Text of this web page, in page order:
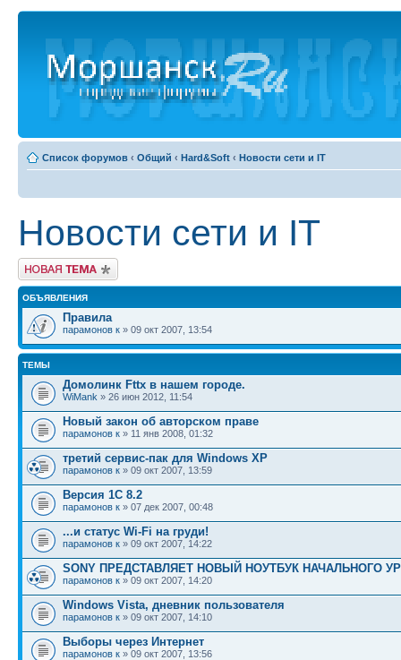
Список форумов ‹ Общий ‹ Hard&Soft ‹ Новости сети и IT
Новости сети и IT
Новая тема
ОБЪЯВЛЕНИЯ
Правила
парамонов к » 09 окт 2007, 13:54
ТЕМЫ
Домолинк Fttx в нашем городе.
WiMank » 26 июн 2012, 11:54
Новый закон об авторском праве
парамонов к » 11 янв 2008, 01:32
третий сервис-пак для Windows ХР
парамонов к » 09 окт 2007, 13:59
Версия 1С 8.2
парамонов к » 07 дек 2007, 00:48
...и статус Wi-Fi на груди!
парамонов к » 09 окт 2007, 14:22
SONY ПРЕДСТАВЛЯЕТ НОВЫЙ НОУТБУК НАЧАЛЬНОГО
парамонов к » 09 окт 2007, 14:20
Windows Vista, дневник пользователя
парамонов к » 09 окт 2007, 14:10
Выборы через Интернет
парамонов к » 09 окт 2007, 13:56